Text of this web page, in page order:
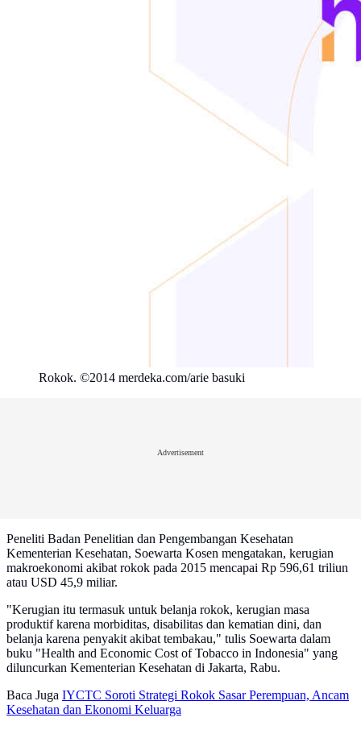
Rokok. ©2014 merdeka.com/arie basuki
Advertisement
Peneliti Badan Penelitian dan Pengembangan Kesehatan
Kementerian Kesehatan, Soewarta Kosen mengatakan, kerugian
makroekonomi akibat rokok pada 2015 mencapai Rp 596,61 triliun
atau USD 45,9 miliar.
"Kerugian itu termasuk untuk belanja rokok, kerugian masa
produktif karena morbiditas, disabilitas dan kematian dini, dan
belanja karena penyakit akibat tembakau," tulis Soewarta dalam
buku "Health and Economic Cost of Tobacco in Indonesia" yang
diluncurkan Kementerian Kesehatan di Jakarta, Rabu.
Baca Juga IYCTC Soroti Strategi Rokok Sasar Perempuan, Ancam
Kesehatan dan Ekonomi Keluarga